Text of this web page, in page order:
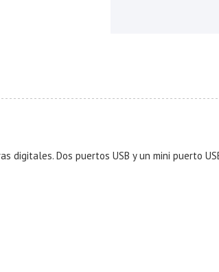
Dos puertos USB y un mini puerto